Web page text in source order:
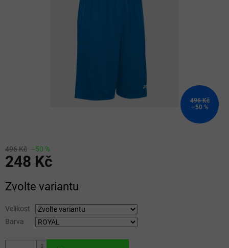
496 Kč
–50 %
496 Kč –50 %
248 Kč
cena:
Zvolte variantu
Velikost
Barva